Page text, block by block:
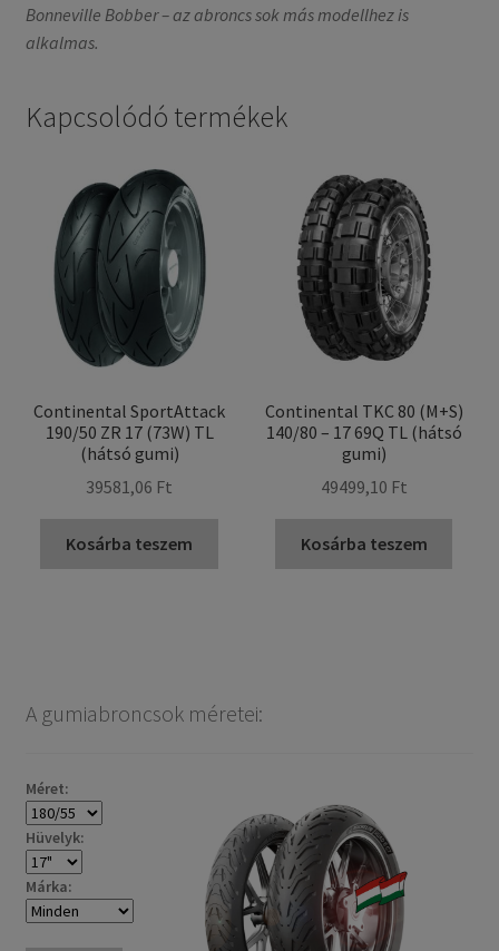
Bonneville Bobber – az abroncs sok más modellhez is
alkalmas.
Kapcsolódó termékek
Continental SportAttack
190/50 ZR 17 (73W) TL
(hátsó gumi)
39581,06 Ft
Kosárba teszem
Continental TKC 80 (M+S)
140/80 – 17 69Q TL (hátsó
gumi)
49499,10 Ft
Kosárba teszem
A gumiabroncsok méretei:
Méret:
Hüvelyk:
Márka: